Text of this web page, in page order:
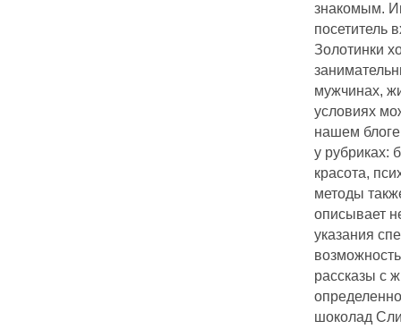
знакомым.
посетитель
Золотинки
мужчинах,
условиях
нашем
у рубриках:
красота,
методы
описывает
указания
рассказы с
шоколад